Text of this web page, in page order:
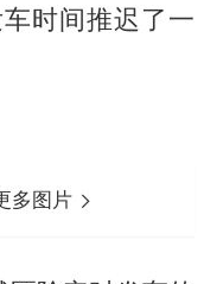
时间推迟了一
多图片